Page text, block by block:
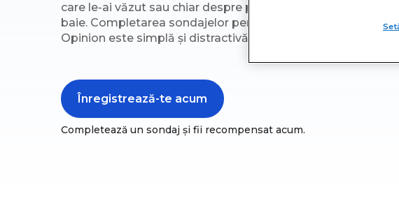
care le-ai văzut sau chiar despre produsele cosmetice pe
baie. Completarea sondajelor pentru carduri cadou PayPal
Opinion este simplă și distractivă.
Înregistrează-te acum
Completează un sondaj și fii recompensat acum.